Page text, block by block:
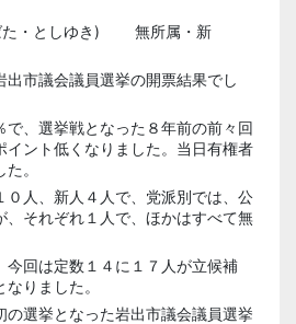
た・としゆき) 無所属・新
出市議会議員選挙の開票結果でし
で、選挙戦となった８年前の前々回
イント低くなりました。当日有権者
。
０人、新人４人で、党派別では、公
、それぞれ１人で、ほかはすべて無
今回は定数１４に１７人が立候補
りました。
の選挙となった岩出市議会議員選挙